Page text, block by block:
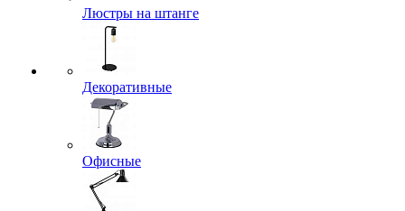
Люстры на штанге
Декоративные
Офисные